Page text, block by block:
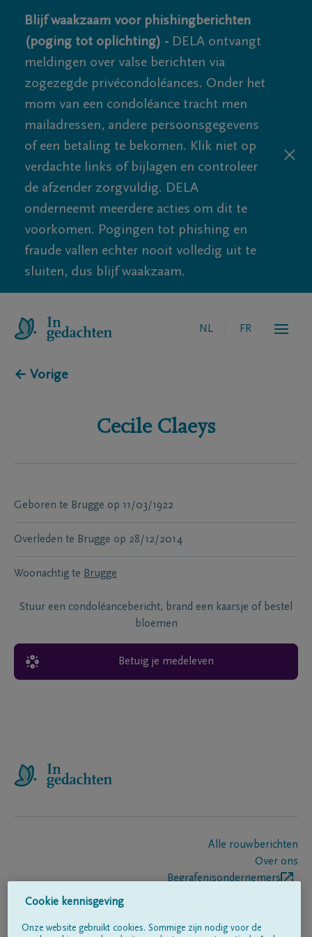
Blijf waakzaam voor phishingberichten
(poging tot oplichting) - DELA ontvangt
meldingen over valse berichten via
zogezegde privécondoléances. Onder het
mom van een condoléance tracht men
mailadressen, andere persoonsgegevens
of een betaling te bekomen. Klik niet op
verdachte links of bijlagen en controleer
de afzender zorgvuldig. DELA
onderneemt meerdere acties om dit te
voorkomen. Pogingen tot phishing en
fraude vallen echter nooit volledig uit te
sluiten, dus blijf waakzaam.
NL FR
← Vorige
Cecile Claeys
Geboren te Brugge op 11/03/1922
Overleden te Brugge op 28/12/2014
Woonachtig te Brugge
Stuur een condoléancebericht, brand een kaarsje of bestel
bloemen
Betuig je medeleven
Alle rouwberichten
Over ons
Begrafenisondernemers
Cookie kennisgeving
Onze website gebruikt cookies. Sommige zijn nodig voor de